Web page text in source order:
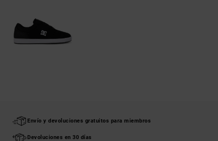
Envío y devoluciones gratuitos para miembros
Devoluciones en 30 días